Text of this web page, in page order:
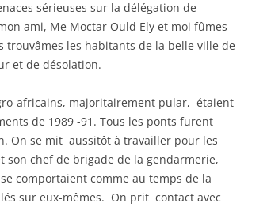
sérieuses sur la délégation de
ami, Me Moctar Ould Ely et moi fûmes
les habitants de la belle ville de
et de désolation.
africains, majoritairement pular, étaient
de 1989 -91. Tous les ponts furent
On se mit aussitôt à travailler pour les
son chef de brigade de la gendarmerie,
comportaient comme au temps de la
sur eux-mêmes. On prit contact avec